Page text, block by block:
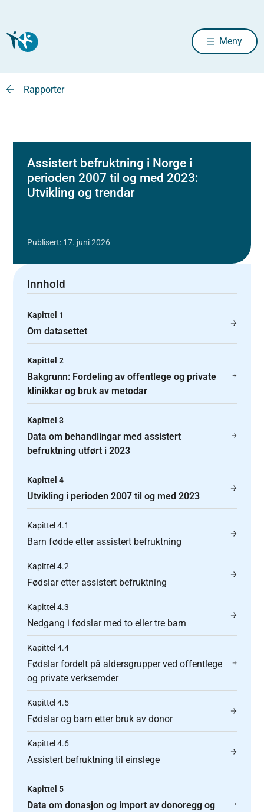
Meny
Rapporter
Assistert befruktning i Norge i
perioden 2007 til og med 2023:
Utvikling og trendar
Publisert: 17. juni 2026
Innhold
Kapittel 1
Om datasettet
Kapittel 2
Bakgrunn: Fordeling av offentlege og private
klinikkar og bruk av metodar
Kapittel 3
Data om behandlingar med assistert
befruktning utført i 2023
Kapittel 4
Utvikling i perioden 2007 til og med 2023
Kapittel 4.1
Barn fødde etter assistert befruktning
Kapittel 4.2
Fødslar etter assistert befruktning
Kapittel 4.3
Nedgang i fødslar med to eller tre barn
Kapittel 4.4
Fødslar fordelt på aldersgrupper ved offentlege
og private verksemder
Kapittel 4.5
Fødslar og barn etter bruk av donor
Kapittel 4.6
Assistert befruktning til einslege
Kapittel 5
Data om donasjon og import av donoregg og